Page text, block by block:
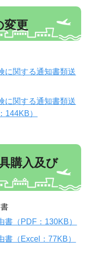
変更
に関する通知書類送
に関する通知書類送
144KB）
購入及び
書（PDF：130KB）
書（Excel：77KB）